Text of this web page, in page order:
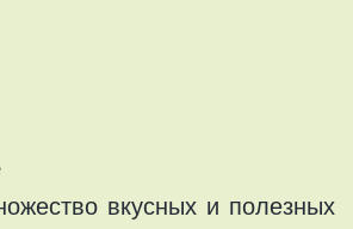
вкусных и полезных